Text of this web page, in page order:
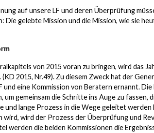
auf unsere LF und deren Überprüfung
Die gelebte Mission und die Mission, wie sie
von 2015 voran zu bringen, wird das
2015, Nr.49). Zu diesem Zweck hat der
und eine Kommission von Beratern ernannt.
gemeinsam die Schritte ins Auge zu fassen,
und lange Prozess in die Wege geleitet
wird, wird der Prozess der Überprüfung und
werden die beiden Kommissionen die